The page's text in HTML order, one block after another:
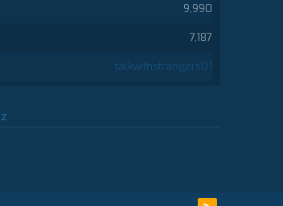
9,990
7,187
talkwithstrangers01